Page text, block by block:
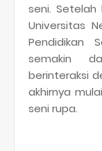
seni. Setelah
Universitas
Pendidikan
semakin
berinteraksi
akhirnya
seni rupa.